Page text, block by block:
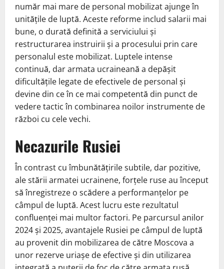
număr mai mare de personal mobilizat ajunge în
unitățile de luptă. Aceste reforme includ salarii mai
bune, o durată definită a serviciului și
restructurarea instruirii și a procesului prin care
personalul este mobilizat. Luptele intense
continuă, dar armata ucraineană a depășit
dificultățile legate de efectivele de personal și
devine din ce în ce mai competentă din punct de
vedere tactic în combinarea noilor instrumente de
război cu cele vechi.
Necazurile Rusiei
În contrast cu îmbunătățirile subtile, dar pozitive,
ale stării armatei ucrainene, forțele ruse au început
să înregistreze o scădere a performanțelor pe
câmpul de luptă. Acest lucru este rezultatul
confluenței mai multor factori. Pe parcursul anilor
2024 și 2025, avantajele Rusiei pe câmpul de luptă
au provenit din mobilizarea de către Moscova a
unor rezerve uriașe de efective și din utilizarea